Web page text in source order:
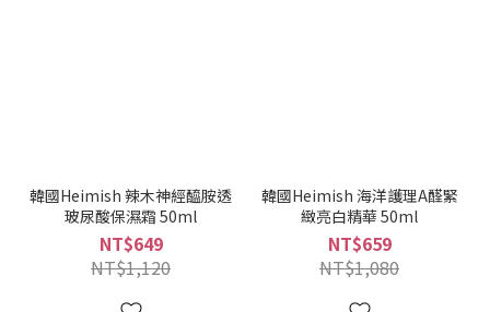
韓國Heimish 辣木神經醯胺透
玻尿酸保濕霜 50ml
NT$649
NT$1,120
韓國Heimish 海洋護理A醛緊
緻亮白精華 50ml
NT$659
NT$1,080